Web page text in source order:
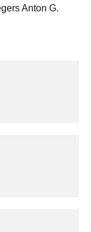
Anton G.